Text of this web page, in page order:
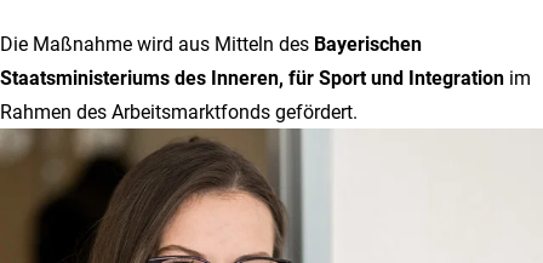
Die Maßnahme wird aus Mitteln des Bayerischen
Staatsministeriums des Inneren, für Sport und Integration im
Rahmen des Arbeitsmarktfonds gefördert.